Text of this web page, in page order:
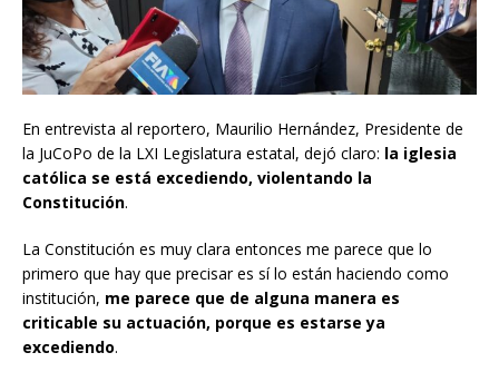
En entrevista al reportero, Maurilio Hernández, Presidente de
la JuCoPo de la LXI Legislatura estatal, dejó claro: la iglesia
católica se está excediendo, violentando la
Constitución.
La Constitución es muy clara entonces me parece que lo
primero que hay que precisar es sí lo están haciendo como
institución, me parece que de alguna manera es
criticable su actuación, porque es estarse ya
excediendo.